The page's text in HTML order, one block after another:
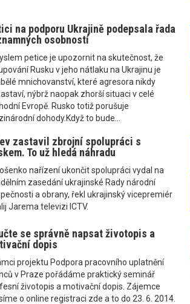
na podporu Ukrajině podepsala řada
osobností
petice je upozornit na skutečnost, že
Rusku v jeho nátlaku na Ukrajinu je
mnichovanství, které agresora nikdy
nýbrž naopak zhorší situaci v celé
Evropě. Rusko totiž porušuje
dohody.Když to bude...
zastavil zbrojní spolupráci s
To už hledá náhradu
nařízení ukončit spolupráci vydal na
zasedání ukrajinské Rady národní
a obrany, řekl ukrajinský vicepremiér
Jarema televizi ICTV.
se správně napsat životopis a
dopis
projektu Podpora pracovního uplatnění
v Praze pořádáme praktický seminář
životopis a motivační dopis. Zájemce
o online registraci zde a to do 23. 6. 2014.